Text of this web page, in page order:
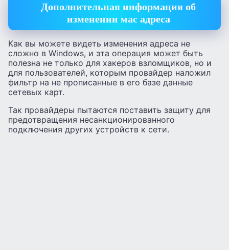
Дополнительная информация об
изменении мас адреса
Как вы можете видеть изменения адреса не
сложно в Windows, и эта операция может быть
полезна не только для хакеров взломщиков, но и
для пользователей, которым провайдер наложил
фильтр на не прописанные в его базе данные
сетевых карт.
Так провайдеры пытаются поставить защиту для
предотвращения несанкционированного
подключения других устройств к сети.